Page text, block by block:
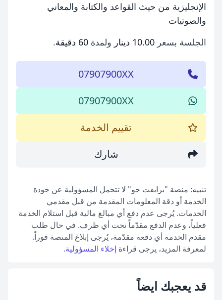
الإنجليزية من حيث القواعد والكتابة والمعاني
والصوتيات
الجلسة بسعر 10.00 دينار ولمدة 60 دقيقة .
07907900XX
07907900XX
تقييم الخدمة
شارك
تنبيه: منصة "برايفت جو" لا تتحمل المسؤولية عن جودة
الخدمة أو دقة المعلومات المقدمة من قبل مقدمي
الخدمات. يُرجى عدم دفع أي مبالغ مالية قبل استلام الخدمة
فعلياً، وعدم الدفع مقدّماً تحت أي ظرف. في حال طلب
مقدم الخدمة أي دفعة مقدّمة، يُرجى إبلاغ المنصة فوراً.
لمعرفة المزيد، يرجى قراءة إخلاء المسؤولية.
قد يعجبك ايضاً